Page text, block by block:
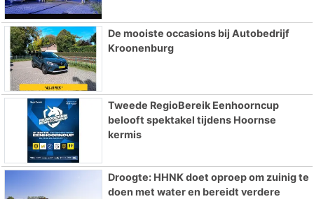
De mooiste occasions bij Autobedrijf
Kroonenburg
Tweede RegioBereik Eenhoorncup
belooft spektakel tijdens Hoornse
kermis
Droogte: HHNK doet oproep om zuinig te
doen met water en bereidt verdere